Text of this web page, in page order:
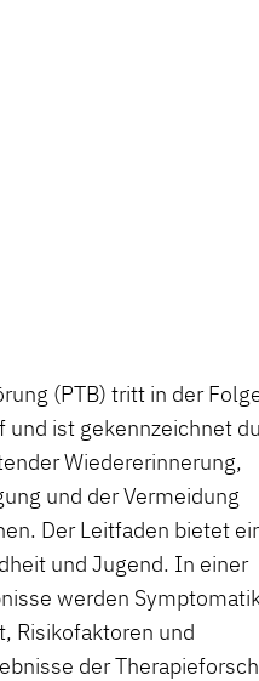
(PTB) tritt in der
ist gekennzeichnet
Wiedererinnerung,
und der Vermeidung
Der Leitfaden bietet
und Jugend. In einer
werden
Risikofaktoren und
der